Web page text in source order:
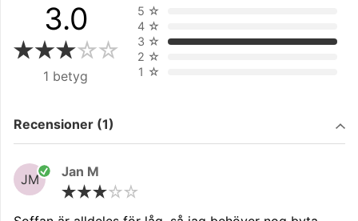
3.0
1 betyg
5 ☆
4 ☆
3 ☆
2 ☆
1 ☆
Recensioner (1)
JM Jan M